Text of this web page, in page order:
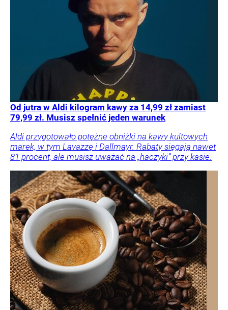
Od jutra w Aldi kilogram kawy za 14,99 zł zamiast
79,99 zł. Musisz spełnić jeden warunek
Aldi przygotowało potężne obniżki na kawy kultowych
marek, w tym Lavazzę i Dallmayr. Rabaty sięgają nawet
81 procent, ale musisz uważać na „haczyki” przy kasie.